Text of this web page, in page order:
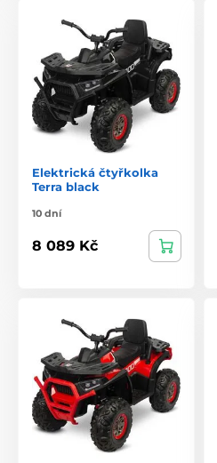
Elektrická čtyřkolka
Terra black
10 dní
8 089 Kč